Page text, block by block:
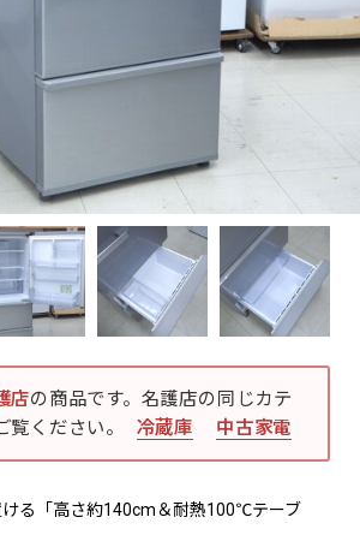
店の商品です。名護店の同じカテ
覧ください。
冷蔵庫 中古家電
ける「高さ約140cm＆耐熱100℃テーブ